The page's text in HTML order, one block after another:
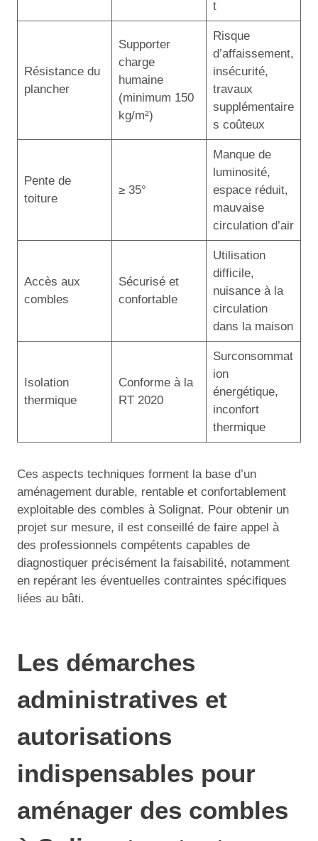
t
Résistance du
plancher
Supporter
charge
humaine
(minimum 150
kg/m²)
Risque
d’affaissement,
insécurité,
travaux
supplémentaire
s coûteux
Pente de
toiture
≥ 35°
Manque de
luminosité,
espace réduit,
mauvaise
circulation d’air
Accès aux
combles
Sécurisé et
confortable
Utilisation
difficile,
nuisance à la
circulation
dans la maison
Isolation
thermique
Conforme à la
RT 2020
Surconsommat
ion
énergétique,
inconfort
thermique
Ces aspects techniques forment la base d’un
aménagement durable, rentable et confortablement
exploitable des combles à Solignat. Pour obtenir un
projet sur mesure, il est conseillé de faire appel à
des professionnels compétents capables de
diagnostiquer précisément la faisabilité, notamment
en repérant les éventuelles contraintes spécifiques
liées au bâti.
Les démarches
administratives et
autorisations
indispensables pour
aménager des combles